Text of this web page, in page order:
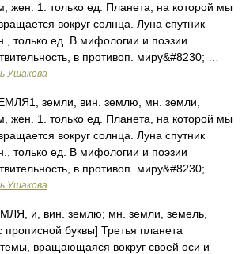
жен. 1. только ед. Планета, на которой мы
вокруг солнца. Луна спутник
только ед. В мифологии и поэзии
в противоп. миру&#8230; …
Ушакова
земли, вин. землю, мн. земли,
жен. 1. только ед. Планета, на которой мы
вокруг солнца. Луна спутник
только ед. В мифологии и поэзии
в противоп. миру&#8230; …
Ушакова
и, вин. землю; мн. земли, земель,
буквы] Третья планета
вращающаяся вокруг своей оси и